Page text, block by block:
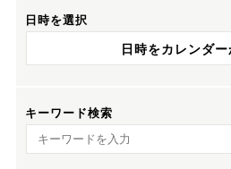
日時を選択
日時をカレンダ
キーワード検索
キーワード検索